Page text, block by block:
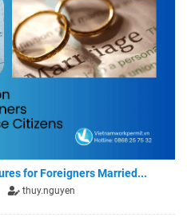
for Foreigners Married...
thuy.nguyen